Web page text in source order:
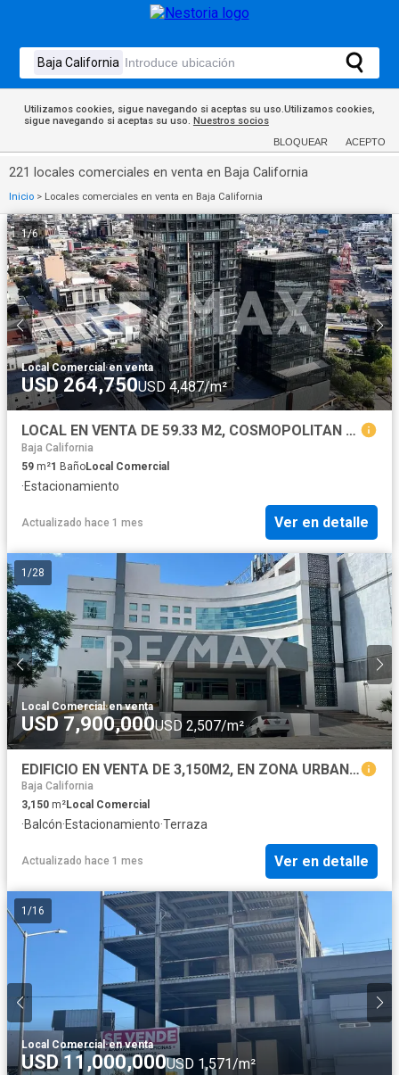
Utilizamos cookies, sigue navegando si aceptas su uso.Utilizamos cookies,
sigue navegando si aceptas su uso. Nuestros socios
BLOQUEAR ACEPTO
221 locales comerciales en venta en Baja California
Inicio > Locales comerciales en venta en Baja California
1/6
Local Comercial·en venta
USD 264,750USD 4,487/m²
LOCAL EN VENTA DE 59.33 M2, COSMOPOLITAN CITY CENTER, TIJUANA B.C.
Baja California
59 m²1 BañoLocal Comercial
·Estacionamiento
Actualizado hace 1 mes Ver en detalle
1 /28
Local Comercial·en venta
USD 7,900,000USD 2,507/m²
EDIFICIO EN VENTA DE 3,150M2, EN ZONA URBANA RIO TIJUANA, B.C.
Baja California
3,150 m²Local Comercial
·Balcón·Estacionamiento·Terraza
Actualizado hace 1 mes Ver en detalle
1 /16
Local Comercial·en venta
USD 11,000,000USD 1,571/m²